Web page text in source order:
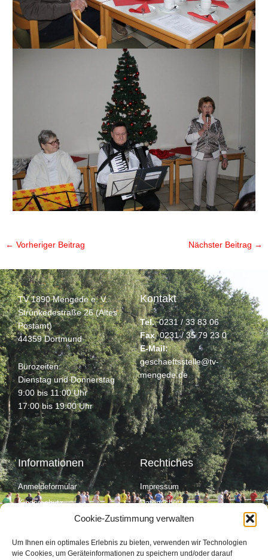
Cookie-Zustimmung verwalten
Um Ihnen ein optimales Erlebnis zu bieten, verwenden wir Technologien
wie Cookies, um Geräteinformationen zu speichern und/oder darauf
← Vorheriger Beitrag Nächster Beitrag →
TV 1890 Mengede e. V.
Strünkedestraße 26 (Altes
Postamt)
44359 Dortmund
Bürozeiten:
Dienstag und Donnerstag
9:00 bis 11:00 Uhr
17:00 bis 19:00 Uhr
Kontakt
Tel.0231 / 33 83 06
Fax0231 / 35 79 23 0
E-Mail:
geschaeftsstelle@tv-
mengede.de
Informationen
Anmeldeformular
Kinderschutz
Rechtiches
Impressum
Datenschutz
Cookie Richtinie (EU)